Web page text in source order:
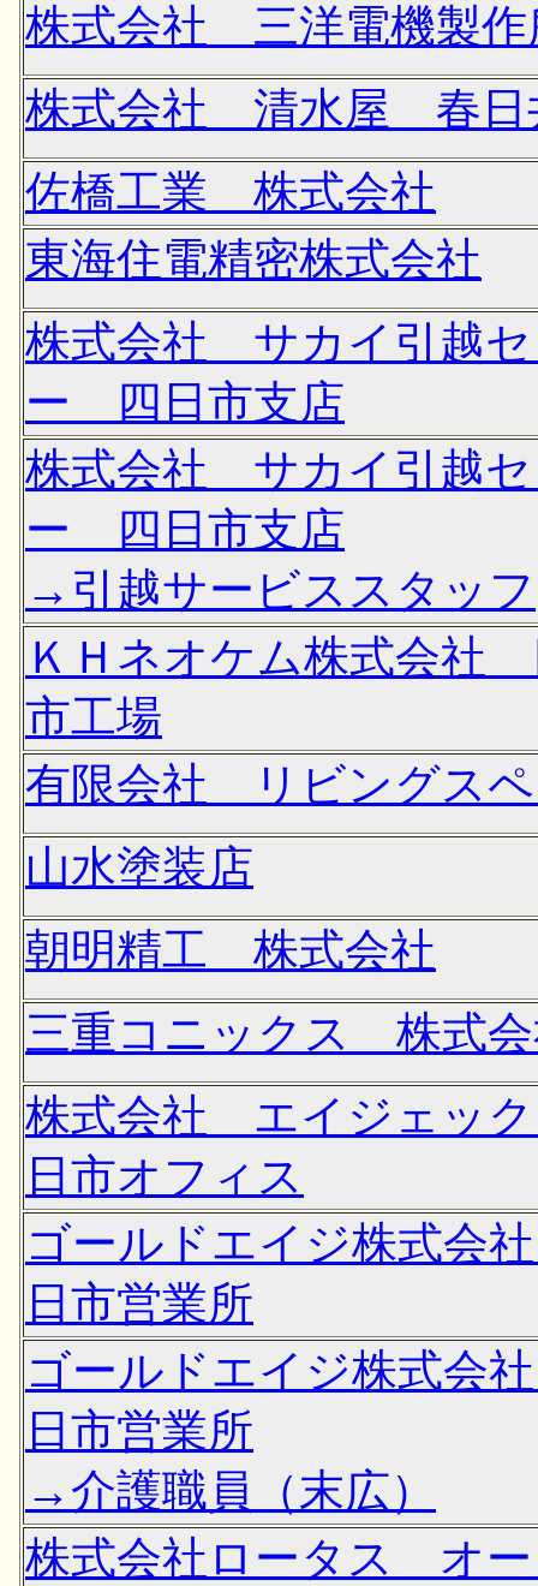
株式会社 三洋電機製作
株式会社 清水屋 春日
佐橋工業 株式会社
東海住電精密株式会社
株式会社 サカイ引越
ー 四日市支店
株式会社 サカイ引越
ー 四日市支店
→引越サービススタッフ
ＫＨネオケム株式会社
市工場
有限会社 リビングス
山水塗装店
朝明精工 株式会社
三重コニックス 株式
株式会社 エイジェッ
日市オフィス
ゴールドエイジ株式会
日市営業所
ゴールドエイジ株式会
日市営業所
→介護職員（末広）
株式会社ロータス オ